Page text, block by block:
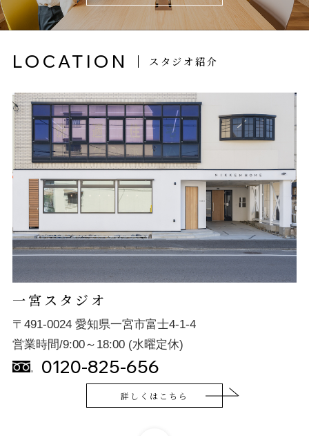
LOCATION スタジオ紹介
一宮スタジオ
〒491-0024 愛知県一宮市富士4-1-4
営業時間/9:00～18:00 (水曜定休)
0120-825-656
詳しくはこちら